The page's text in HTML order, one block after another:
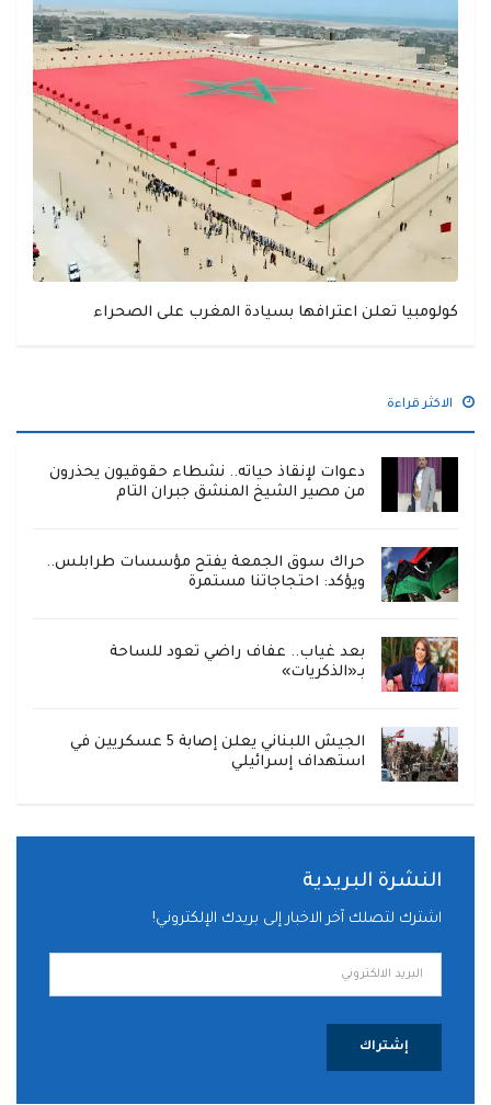
كولومبيا تعلن اعترافها بسيادة المغرب على الصحراء
الاكثر قراءة
دعوات لإنقاذ حياته.. نشطاء حقوقيون يحذرون
من مصير الشيخ المنشق جبران التام
حراك سوق الجمعة يفتح مؤسسات طرابلس..
ويؤكد: احتجاجاتنا مستمرة
بعد غياب.. عفاف راضي تعود للساحة
بـ«الذكريات»
الجيش اللبناني يعلن إصابة 5 عسكريين في
استهداف إسرائيلي
النشرة البريدية
اشترك لتصلك آخر الاخبار إلى بريدك الإلكتروني!
إشتراك